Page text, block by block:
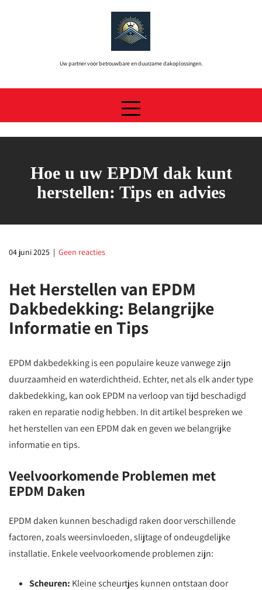
Uw partner voor betrouwbare en duurzame dakoplossingen.
Hoe u uw EPDM dak kunt
herstellen: Tips en advies
04 juni 2025 | Geen reacties
Het Herstellen van EPDM
Dakbedekking: Belangrijke
Informatie en Tips
EPDM dakbedekking is een populaire keuze vanwege zijn
duurzaamheid en waterdichtheid. Echter, net als elk ander type
dakbedekking, kan ook EPDM na verloop van tijd beschadigd
raken en reparatie nodig hebben. In dit artikel bespreken we
het herstellen van een EPDM dak en geven we belangrijke
informatie en tips.
Veelvoorkomende Problemen met
EPDM Daken
EPDM daken kunnen beschadigd raken door verschillende
factoren, zoals weersinvloeden, slijtage of ondeugdelijke
installatie. Enkele veelvoorkomende problemen zijn:
Scheuren: Kleine scheurtjes kunnen ontstaan door